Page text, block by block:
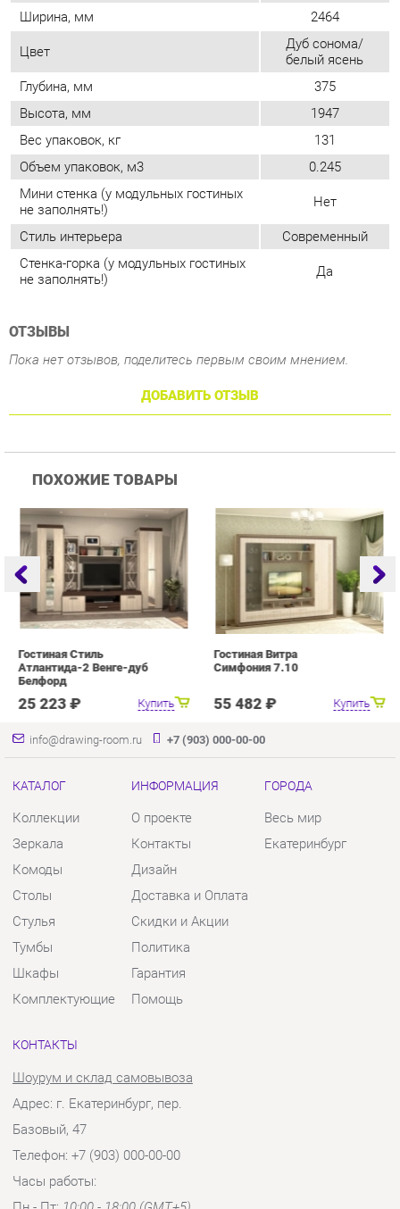
Высота, мм
1947
Вес упаковок, кг
131
Объем упаковок, м3
0.245
Мини стенка (у модульных гостиных
не заполнять!)
Нет
Стиль интерьера
Современный
Стенка-горка (у модульных гостиных
не заполнять!) Да
ОТЗЫВЫ
Пока нет отзывов, поделитесь первым своим мнением.
Купить
Гостиная Стиль
Атлантида-2 Венге-дуб
Белфорд
25 223 ₽ Купить
Гостиная Витра
Симфония 7.10
55 482 ₽
info@drawing-room.ru +7 (903) 000-00-00
КАТАЛОГ
Коллекции
Зеркала
Комоды
Столы
Шкафы
Комплектующие
ИНФОРМАЦИЯ
О проекте
Контакты
Дизайн
Доставка и Оплата
Политика
Помощь
ГОРОДА
Весь мир
КОНТАКТЫ
Шоурум и склад самовывоза
Адрес: г. Екатеринбург, пер.
Базовый, 47
Часы работы:
Пн - Пт:10:00 - 18:00 (GMT+5)
Отправить сообщение
© 2009-2026 Твой Зал Екатеринбург